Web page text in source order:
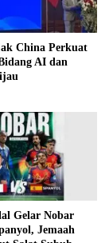
China Perkuat
AI dan
Gelar Nobar
Jemaah